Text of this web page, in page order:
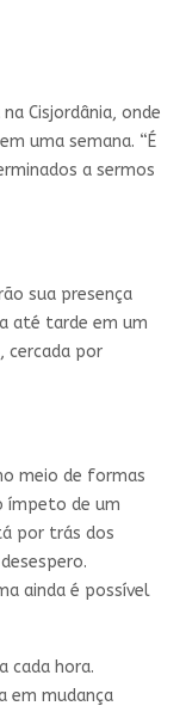
Cisjordânia, onde
uma semana. “É
a sermos
sua presença
até tarde em um
cercada por
meio de formas
ímpeto de um
por trás dos
ainda é possível
cada hora.
em mudança